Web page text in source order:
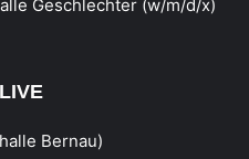
Geschlechter (w/m/d/x)
Bernau)